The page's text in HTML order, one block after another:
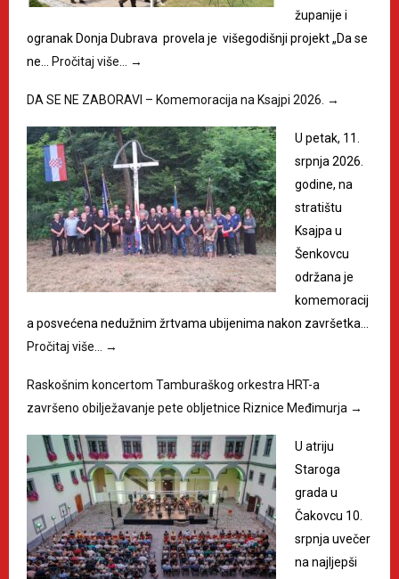
županije i
ogranak Donja Dubrava provela je višegodišnji projekt „Da se
ne…
Pročitaj više… →
DA SE NE ZABORAVI – Komemoracija na Ksajpi 2026. →
U petak, 11.
srpnja 2026.
godine, na
stratištu
Ksajpa u
Šenkovcu
održana je
komemoracij
a posvećena nedužnim žrtvama ubijenima nakon završetka…
Pročitaj više…
→
Raskošnim koncertom Tamburaškog orkestra HRT-a
završeno obilježavanje pete obljetnice Riznice Međimurja →
U atriju
Staroga
grada u
Čakovcu 10.
srpnja uvečer
na najljepši